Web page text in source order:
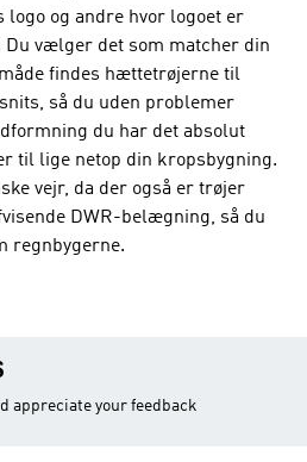
logo og andre hvor logoet er
vælger det som matcher din
findes hættetrøjerne til
så du uden problemer
du har det absolut
til lige netop din kropsbygning.
vejr, da der også er trøjer
DWR-belægning, så du
regnbygerne.
appreciate your feedback